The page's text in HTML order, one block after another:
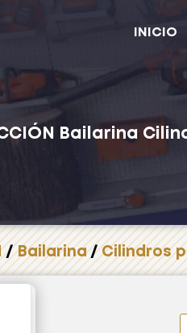
INICIO
Bailarina
/Bailarina/Cilindros